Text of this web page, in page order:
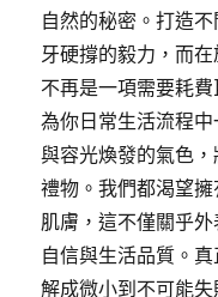
自然的秘密。打造
牙硬撐的毅力，而
不再是一項需要耗
為你日常生活流程
與容光煥發的氣色
禮物。我們都渴望
肌膚，這不僅關乎
自信與生活品質。
解成微小到不可能